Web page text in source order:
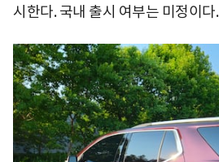
시한다. 국내 출시 여부는 미정이다.